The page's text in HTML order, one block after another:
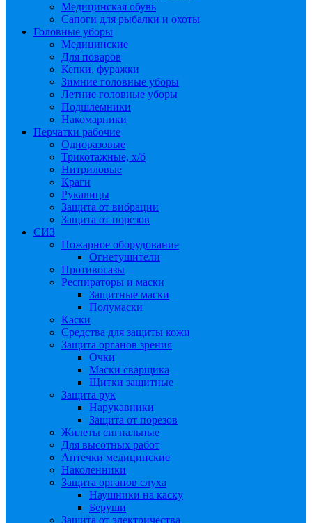
Медицинская обувь
Сапоги для рыбалки и охоты
Головные уборы
Медицинские
Для поваров
Кепки, фуражки
Зимние головные уборы
Летние головные уборы
Подшлемники
Накомарники
Перчатки рабочие
Одноразовые
Трикотажные, х/б
Нитриловые
Краги
Рукавицы
Защита от вибрации
Защита от порезов
СИЗ
Пожарное оборудование
Огнетушители
Противогазы
Респираторы и маски
Защитные маски
Полумаски
Каски
Средства для защиты кожи
Защита органов зрения
Очки
Маски сварщика
Щитки защитные
Защита рук
Нарукавники
Защита от порезов
Жилеты сигнальные
Для высотных работ
Аптечки медицинские
Наколенники
Защита органов слуха
Наушники на каску
Беруши
Защита от электричества